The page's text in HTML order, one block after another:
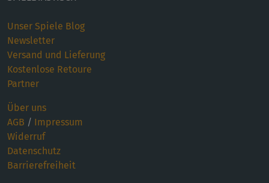
Unser Spiele Blog
Newsletter
Versand und Lieferung
Kostenlose Retoure
Partner
Über uns
AGB / Impressum
Widerruf
Datenschutz
Barrierefreiheit